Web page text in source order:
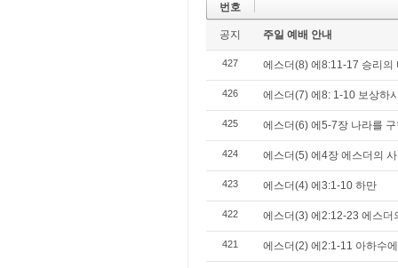
번호
공지 주일 예배 안내
427 에스더(8) 에8:11-17 승리의
426 에스더(7) 에8: 1-10 보상하
425 에스더(6) 에5-7장 나라를
424 에스더(5) 에4장 에스더의
423 에스더(4) 에3:1-10 하만
422 에스더(3) 에2:12-23 에스더
421 에스더(2) 에2:1-11 아하수